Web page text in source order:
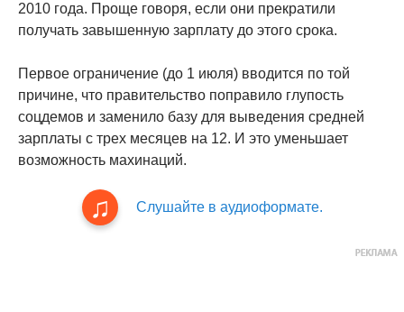
2010 года. Проще говоря, если они прекратили
получать завышенную зарплату до этого срока.
Первое ограничение (до 1 июля) вводится по той
причине, что правительство поправило глупость
соцдемов и заменило базу для выведения средней
зарплаты с трех месяцев на 12. И это уменьшает
возможность махинаций.
Слушайте в аудиоформате.